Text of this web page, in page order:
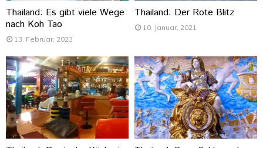
Thailand: Es gibt viele Wege
nach Koh Tao
13. Februar, 2023
Thailand: Der Rote Blitz
10. Januar, 2021